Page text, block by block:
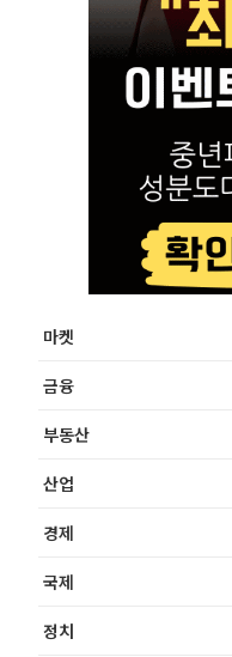
마켓
금융
부동산
산업
경제
국제
정치